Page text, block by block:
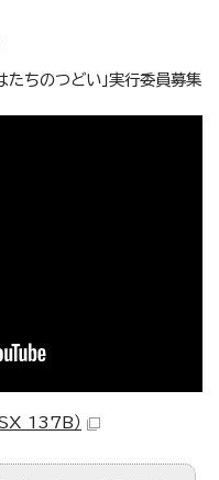
ちのつどい」実行委員募集
137B）